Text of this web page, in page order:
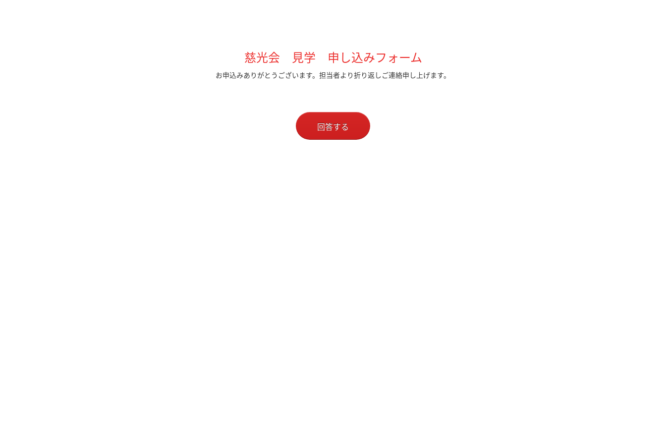
慈光会 見学 申し込みフォーム
お申込みありがとうございます。担当者より折り返しご連絡申し上げます。
回答する